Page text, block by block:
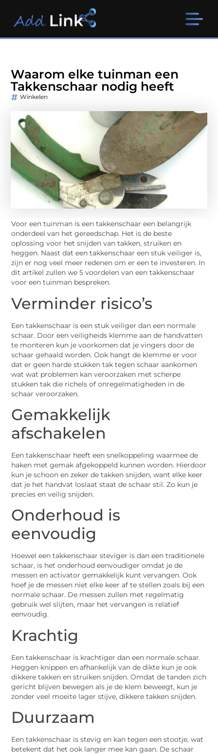
Waarom elke tuinman een
Takkenschaar nodig heeft
Winkelen
Voor een tuinman is een takkenschaar een belangrijk
onderdeel van het gereedschap. Het is de beste
oplossing voor het snijden van takken, struiken en
heggen. Naast dat een takkenschaar een stuk veiliger is,
zijn er nog veel meer redenen om er een te investeren. In
dit artikel zullen we 5 voordelen van een takkenschaar
voor een tuinman bespreken.
Verminder risico’s
Een takkenschaar is een stuk veiliger dan een normale
schaar. Door een veiligheids klemme aan de handvatten
te monteren kun je voorkomen dat je vingers door de
schaar gehaald worden. Ook hangt de klemme er voor
dat er geen harde stukken tak tegen schaar aankomen
wat wat problemen kan veroorzaken met scherpe
stukken tak die richels of onregelmatigheden in de
schaar veroorzaken.
Gemakkelijk
afschakelen
Een takkenschaar heeft een snelkoppeling waarmee de
haken met gemak afgekoppeld kunnen worden. Hierdoor
kun je schoon en zeker de takken snijden, want elke keer
dat je het handvat loslaat staat de schaar stil. Zo kun je
precies en veilig snijden.
Onderhoud is
eenvoudig
Hoewel een takkenschaar steviger is dan een traditionele
schaar, is het onderhoud eenvoudiger omdat je de
messen en activator gemakkelijk kunt vervangen. Ook
hoef je de messen niet elke keer af te stellen zoals bij een
normale schaar. De messen zullen met regelmatig
gebruik wel slijten, maar het vervangen is relatief
eenvoudig.
Krachtig
Een takkenschaar is krachtiger dan een normale schaar.
Heggen knippen en afhankelijk van de dikte kun je ook
dikkere takken en struiken snijden. Omdat de tanden zich
gericht blijven bewegen als je de klem beweegt, kun je
zonder veel moeite lager stijve, dikkere takken snijden.
Duurzaam
Een takkenschaar is stevig en kan tegen een stootje, wat
betekent dat het ook langer mee kan gaan. De schaar